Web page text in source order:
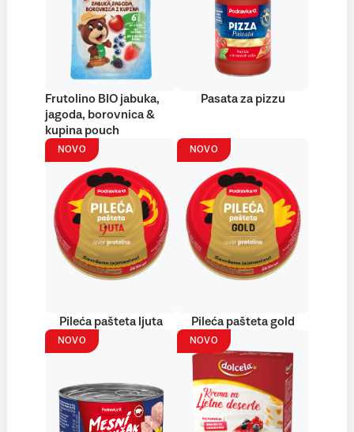
Frutolino BIO jabuka,
jagoda, borovnica &
kupina pouch
Pasata za pizzu
NOVO
Pileća pašteta ljuta
NOVO
Pileća pašteta gold
NOVO NOVO